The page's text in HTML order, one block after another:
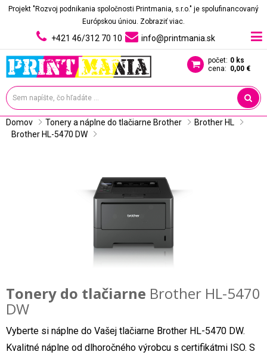
Projekt "Rozvoj podnikania spoločnosti Printmania, s.r.o." je spolufinancovaný
Európskou úniou. Zobraziť viac.
+421 46/312 70 10 info@printmania.sk
počet: 0 ks
cena: 0,00 €
Domov Tonery a náplne do tlačiarne Brother
Brother HL
Brother HL-5470 DW
Tonery do tlačiarne Brother HL-5470
DW
Vyberte si náplne do Vašej tlačiarne Brother HL-5470 DW.
Kvalitné náplne od dlhoročného výrobcu s certifikátmi ISO. S